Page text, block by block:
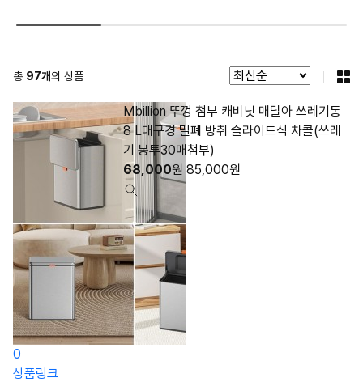
총 97개의 상품
0
Mbillion 뚜껑 첨부 캐비닛 매달아 쓰레기통
8 L대구경 밀폐 방취 슬라이드식 차콜(쓰레
기 봉투30매첨부)
68,000원 85,000원
상품링크